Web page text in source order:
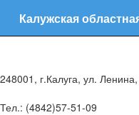
Калужская
248001, г.Калуга, ул.
Тел.: (4842)57-51-09